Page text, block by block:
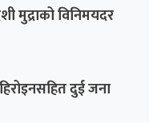
मुद्राको विनिमयदर
दुई जना